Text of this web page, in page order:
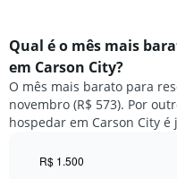
Qual é o mês mais
em Carson City?
O mês mais barato para
novembro (R$ 573). Por
hospedar em Carson City é
R$ 1.500